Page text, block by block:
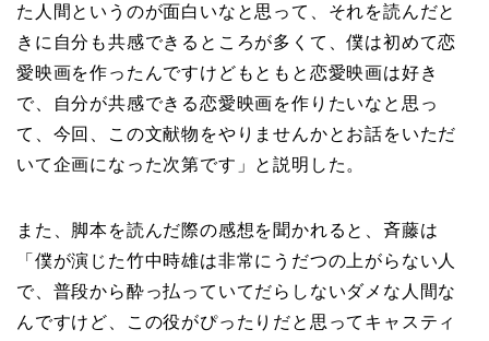
た人間というのが面白いなと思って、それを読んだと
きに自分も共感できるところが多くて、僕は初めて恋
愛映画を作ったんですけどもともと恋愛映画は好き
で、自分が共感できる恋愛映画を作りたいなと思っ
て、今回、この文献物をやりませんかとお話をいただ
いて企画になった次第です」と説明した。
また、脚本を読んだ際の感想を聞かれると、斉藤は
「僕が演じた竹中時雄は非常にうだつの上がらない人
で、普段から酔っ払っていてだらしないダメな人間な
んですけど、この役がぴったりだと思ってキャスティ